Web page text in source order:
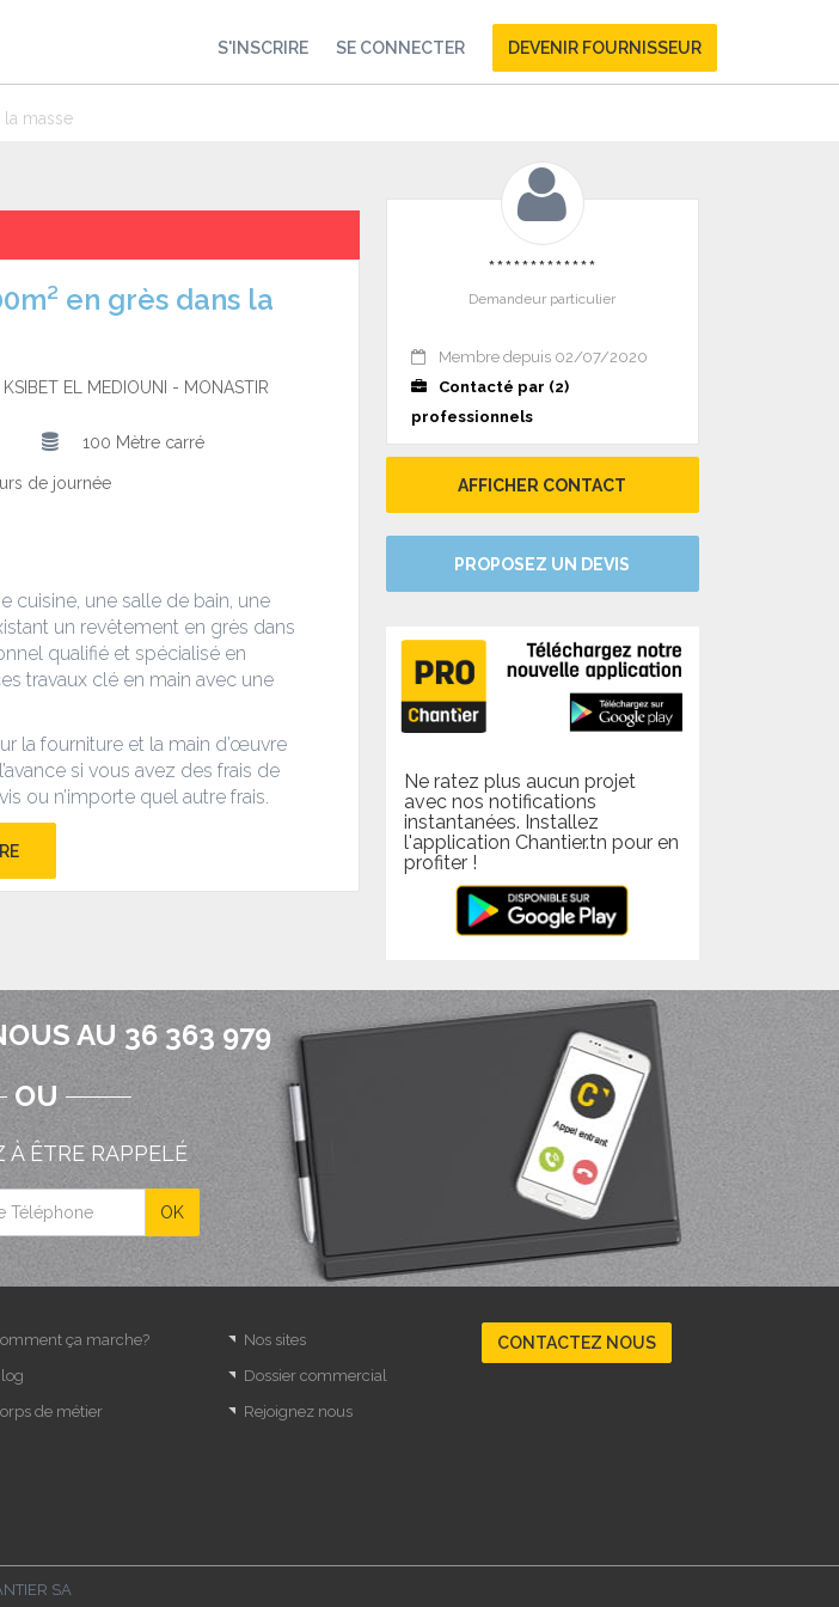
S'INSCRIRE SE CONNECTER DEVENIR FOURNISSEUR
masse
KSIBET EL MEDIOUNI - MONASTIR
100 Mètre carré
de journée
cuisine, une salle de bain, une
un revêtement en grès dans
qualifié et spécialisé en
travaux clé en main avec une
la fourniture et la main d’œuvre
si vous avez des frais de
ou n’importe quel autre frais.
*************
Demandeur particulier
Membre depuis 02/07/2020
Contacté par (2)
professionnels
AFFICHER CONTACT
PROPOSEZ UN DEVIS
Ne ratez plus aucun projet
avec nos notifications
instantanées. Installez
l'application Chantier.tn pour en
profiter !
AU 36 363 979
OU
À ÊTRE RAPPELÉ
ça marche?
de métier
Nos sites
Dossier commercial
Rejoignez nous
CONTACTEZ NOUS
SA